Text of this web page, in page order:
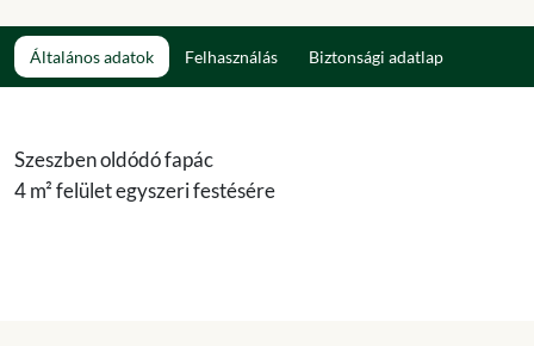
Általános adatok Felhasználás Biztonsági adatlap
Szeszben oldódó fapác
4 m² felület egyszeri festésére